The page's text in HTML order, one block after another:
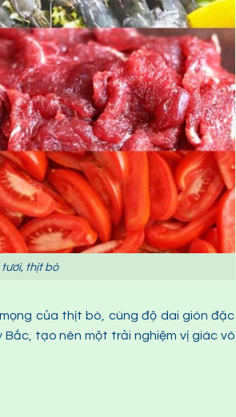
thịt bò
của thịt bò, cùng độ dai giòn đặc
tạo nên một trải nghiệm vị giác vô